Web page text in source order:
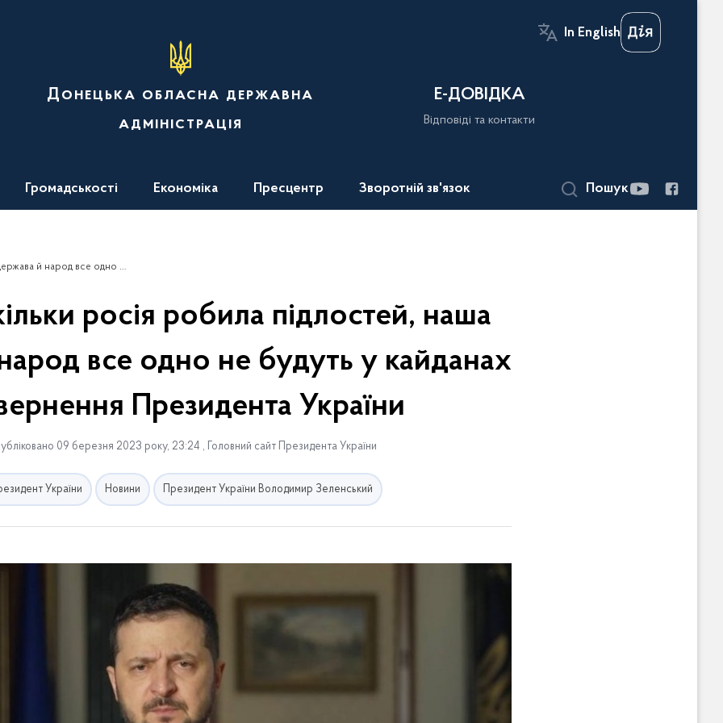
In English
Донецька обласна державна
адміністрація
Е-ДОВІДКА
Відповіді та контакти
Громадськості Економіка Пресцентр Зворотній зв'язок Пошук
кайданах – звернення Президента України
росія робила підлостей, наша
все одно не будуть у кайданах
Президента України
09 березня 2023 року, 23:24 , Головний сайт Президента України
України Новини Президент України Володимир Зеленський